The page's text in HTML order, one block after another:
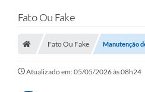
Fato Ou Fake
Fato Ou Fake Manutenção
Atualizado em: 05/05/2026 às 08h24